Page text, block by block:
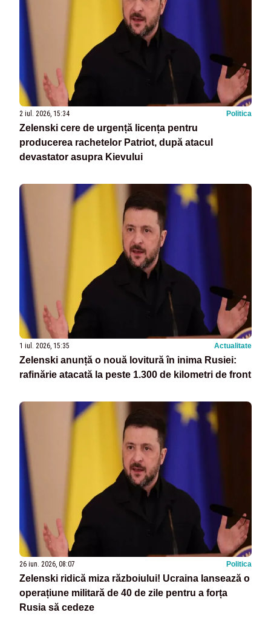
2 iul. 2026, 15:34 Politica
Zelenski cere de urgență licența pentru
producerea rachetelor Patriot, după atacul
devastator asupra Kievului
1 iul. 2026, 15:35 Actualitate
Zelenski anunță o nouă lovitură în inima Rusiei:
rafinărie atacată la peste 1.300 de kilometri de front
26 iun. 2026, 08:07 Politica
Zelenski ridică miza războiului! Ucraina lansează o
operațiune militară de 40 de zile pentru a forța
Rusia să cedeze